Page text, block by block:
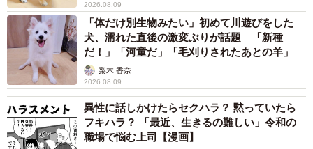
2026.08.09
「体だけ別生物みたい」初めて川遊びをした
犬、濡れた直後の激変ぶりが話題 「新種
だ！」「河童だ」「毛刈りされたあとの羊」
梨木 香奈
2026.08.09
異性に話しかけたらセクハラ？ 黙っていたら
フキハラ？ 「最近、生きるの難しい」令和の
職場で悩む上司【漫画】